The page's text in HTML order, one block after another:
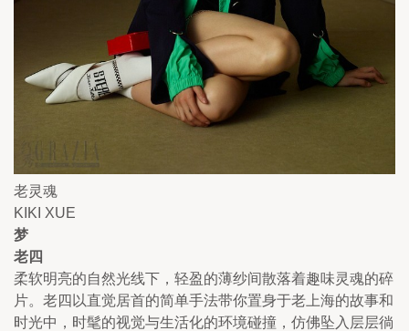
老灵魂
KIKI XUE
梦
老四
柔软明亮的自然光线下，轻盈的薄纱间散落着趣味灵魂的碎
片。老四以直觉居首的简单手法带你置身于老上海的故事和
时光中，时髦的视觉与生活化的环境碰撞，仿佛坠入层层徜